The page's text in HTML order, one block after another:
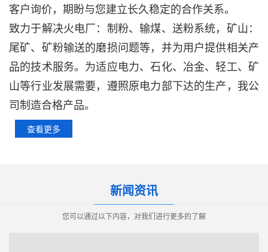
客户询价，期盼与您建立长久稳定的合作关系。
致力于解决火电厂：制粉、输煤、送粉系统，矿山：
尾矿、矿粉输送的磨损问题等，并为用户提供相关产
品的技术服务。 为适应电力、石化、冶金、轻工、矿
山等行业发展需要，遵照原电力部下达的生产，我公
司制造合格产品。
查看更多
新闻资讯
您可以通过以下内容，对我们进行更多的了解